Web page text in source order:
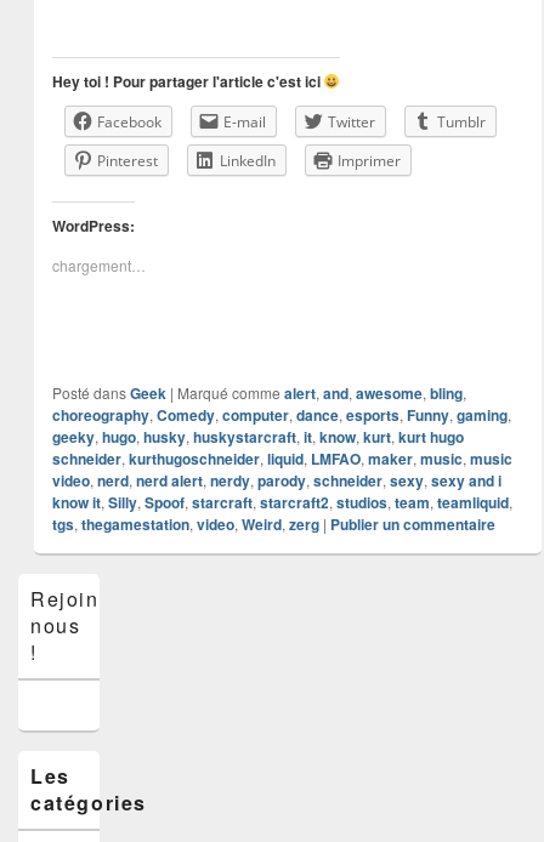
Hey toi ! Pour partager l'article c'est ici
Facebook E-mail Twitter
Tumblr
Pinterest
LinkedIn Imprimer
WordPress:
chargement…
Posté dans Geek | Marqué comme alert, and, awesome, bling,
choreography, Comedy, computer, dance, esports, Funny, gaming,
geeky, hugo, husky, huskystarcraft, it, know, kurt, kurt hugo
schneider, kurthugoschneider, liquid, LMFAO, maker, music, music
video, nerd, nerd alert, nerdy, parody, schneider, sexy, sexy and i
know it, Silly, Spoof, starcraft, starcraft2, studios, team, teamliquid,
tgs, thegamestation, video, Weird, zerg | Publier un commentaire
principale
de
widget
latérale
Rejoins-
nous
!
Les
catégories